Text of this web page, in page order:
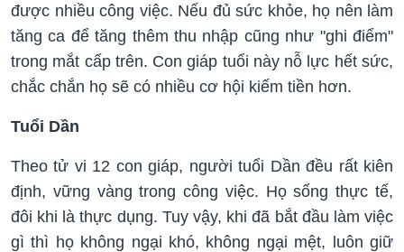
được nhiều công việc. Nếu đủ sức khỏe, họ nên làm
tăng ca để tăng thêm thu nhập cũng như "ghi điểm"
trong mắt cấp trên. Con giáp tuổi này nỗ lực hết sức,
chắc chắn họ sẽ có nhiều cơ hội kiếm tiền hơn.
Tuổi Dần
Theo tử vi 12 con giáp, người tuổi Dần đều rất kiên
định, vững vàng trong công việc. Họ sống thực tế,
đôi khi là thực dụng. Tuy vậy, khi đã bắt đầu làm việc
gì thì họ không ngại khó, không ngại mệt, luôn giữ